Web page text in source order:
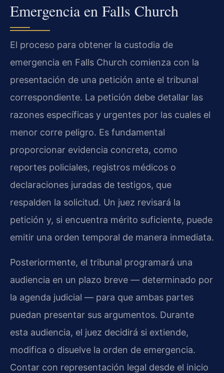
Emergencia en Falls Church
El proceso para obtener la custodia de
emergencia en Falls Church comienza con la
presentación de una petición ante el tribunal
correspondiente. La petición debe detallar las
razones específicas y urgentes por las cuales el
menor corre peligro. Es fundamental
proporcionar evidencia concreta, como
reportes policiales, registros médicos o
declaraciones juradas de testigos, que
respalden la solicitud. Un juez revisará la
petición y, si encuentra mérito suficiente, puede
emitir una orden temporal de manera inmediata.
Posteriormente, el tribunal programará una
audiencia en un plazo breve — determinado por
la agenda judicial — para que ambas partes
puedan presentar sus argumentos. Durante
esta audiencia, el juez decidirá si extiende,
modifica o disuelve la orden de emergencia.
Contar con representación legal desde el inicio